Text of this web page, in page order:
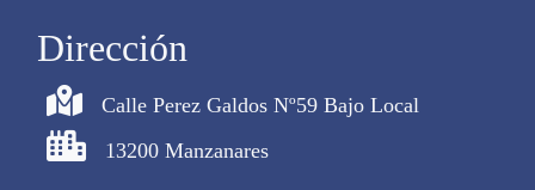
Dirección
Calle Perez Galdos Nº59 Bajo Local
13200 Manzanares